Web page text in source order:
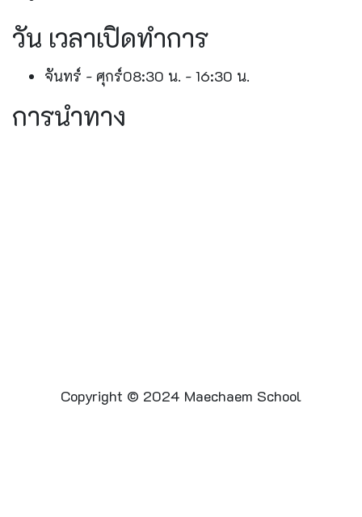
วัน เวลาเปิดทำการ
จันทร์ - ศุกร์08:30 น. - 16:30 น.
การนำทาง
Copyright © 2024 Maechaem School